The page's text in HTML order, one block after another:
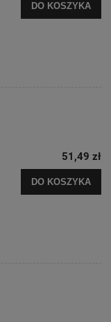
DO KOSZYKA
51,49 zł
DO KOSZYKA